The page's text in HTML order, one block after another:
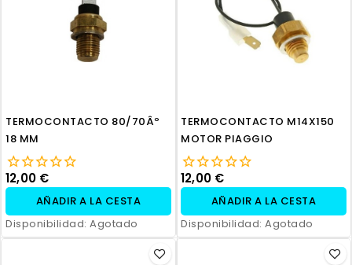
TERMOCONTACTO 80/70Âº
18 MM
12,00 €
AÑADIR A LA CESTA
Disponibilidad: Agotado
TERMOCONTACTO M14X150
MOTOR PIAGGIO
12,00 €
AÑADIR A LA CESTA
Disponibilidad: Agotado